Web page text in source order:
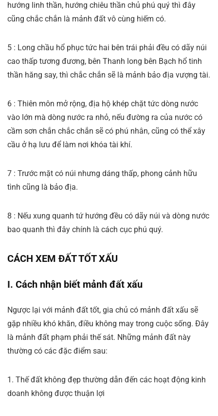
hướng linh thần, hướng chiêu thần chủ phú quý thì đây
cũng chắc chắn là mảnh đất vô cùng hiếm có.
5 : Long chầu hổ phục tức hai bên trái phải đều có dãy núi
cao thấp tương đương, bên Thanh long bên Bạch hổ tinh
thần hăng say, thì chắc chắn sẽ là mảnh bảo địa vượng tài.
6 : Thiên môn mở rộng, địa hộ khép chặt tức dòng nước
vào lớn mà dòng nước ra nhỏ, nếu đường ra của nước có
cầm sơn chắn chắc chắn sẽ có phú nhân, cũng có thể xây
cầu ở hạ lưu để làm nơi khóa tài khí.
7 : Trước mặt có núi nhưng dáng thấp, phong cảnh hữu
tình cũng là bảo địa.
8 : Nếu xung quanh tứ hướng đều có dãy núi và dòng nước
bao quanh thì đây chính là cách cục phú quý.
CÁCH XEM ĐẤT TỐT XẤU
I. Cách nhận biết mảnh đất xấu
Ngược lại với mảnh đất tốt, gia chủ có mảnh đất xấu sẽ
gặp nhiều khó khăn, điều không may trong cuộc sống. Đây
là mảnh đất phạm phải thế sát. Những mảnh đất này
thường có các đặc điểm sau:
1. Thế đất không đẹp thường dẫn đến các hoạt động kinh
doanh không được thuận lợi